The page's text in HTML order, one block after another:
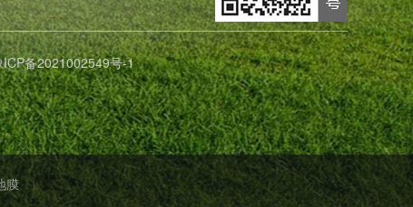
ICP备2021002549号-1
膜